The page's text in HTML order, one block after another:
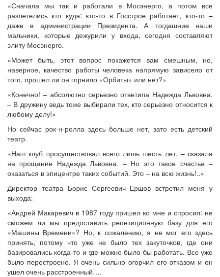
«Сначала мы так и работали в Мосэнерго, а потом все
разлетелись кто куда: кто-то в Госстрое работает, кто-то –
даже в администрации Президента. А тогдашние наши
мальчики, которые дежурили у входа, сегодня составляют
элиту Мосэнерго.
«Может быть, этот вопрос покажется вам смешным, но,
наверное, качество работы человека напрямую зависело от
того, прошел ли он горнило «Орбиты» или нет?»
«Конечно! – абсолютно серьезно ответила Надежда Львовна.
– В дружину ведь тоже выбирали тех, кто серьезно относится к
любому делу!»
Но сейчас рок-н-ролла здесь больше нет, зато есть детский
театр.
«Наш клуб просуществовал всего лишь шесть лет, – сказала
на прощание Надежда Львовна. – Но это такое счастье –
оказаться в эпицентре таких событий. Это – на всю жизнь!..»
Директор театра Борис Сергеевич Ершов встретил меня у
выхода:
«Андрей Макаревич в 1987 году пришел ко мне и спросил: не
сможем ли мы предоставить репетиционную базу для его
«Машины Времени»? Но, к сожалению, я не мог его здесь
принять, потому что уже не было тех закуточков, где они
базировались когда-то и где можно было бы работать. Все уже
было перестроено. Я очень сильно огорчил его отказом и он
ушел очень расстроенный….